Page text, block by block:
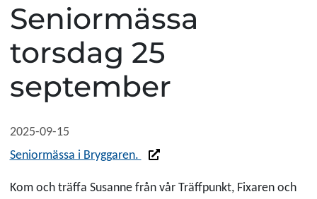
Seniormässa
torsdag 25
september
2025-09-15
Seniormässa i Bryggaren.
Länk till annan webbplats
Kom och träffa Susanne från vår Träffpunkt, Fixaren och